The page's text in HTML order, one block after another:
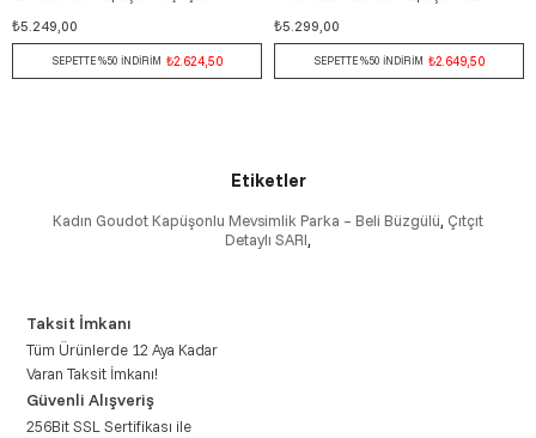
38 40 42 44 46 48 50
₺5.249,00
SEPETTE %50 İNDİRİM ₺2.624,50
36 38 40 42 44 46
₺5.299,00
SEPETTE %50 İNDİRİM ₺2.649,50
Etiketler
Kadın Goudot Kapüşonlu Mevsimlik Parka – Beli Büzgülü, Çıtçıt
Detaylı SARI,
Taksit İmkanı
Tüm Ürünlerde 12 Aya Kadar
Varan Taksit İmkanı!
Güvenli Alışveriş
256Bit SSL Sertifikası ile